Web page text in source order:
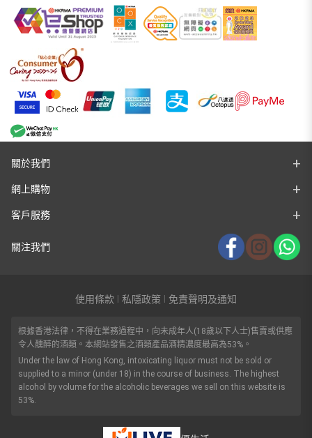
關於我們
網上購物
客戶服務
關注我們
使用條款 私隱政策 免責聲明及通知
根據香港法律，不得在業務過程中，向未成年人(18歲以下人士)售賣或供應
令人醺醉的酒類。本網站發售之酒類產品酒精濃度最高為53%。
Under the law of Hong Kong, intoxicating liquor must not be sold or
supplied to a minor (under 18) in the course of business. The highest
alcohol by volume for the alcoholic beverages we sell on this website is
53%.